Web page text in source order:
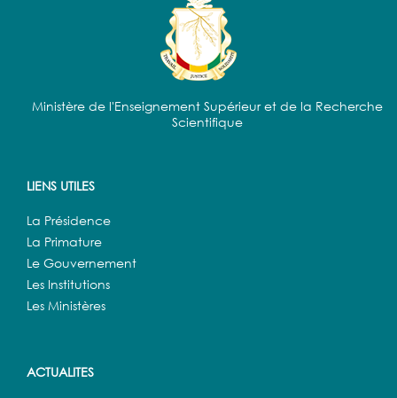
Ministère de l'Enseignement Supérieur et de la Recherche
Scientifique
LIENS UTILES
La Présidence
La Primature
Le Gouvernement
Les Institutions
Les Ministères
ACTUALITES